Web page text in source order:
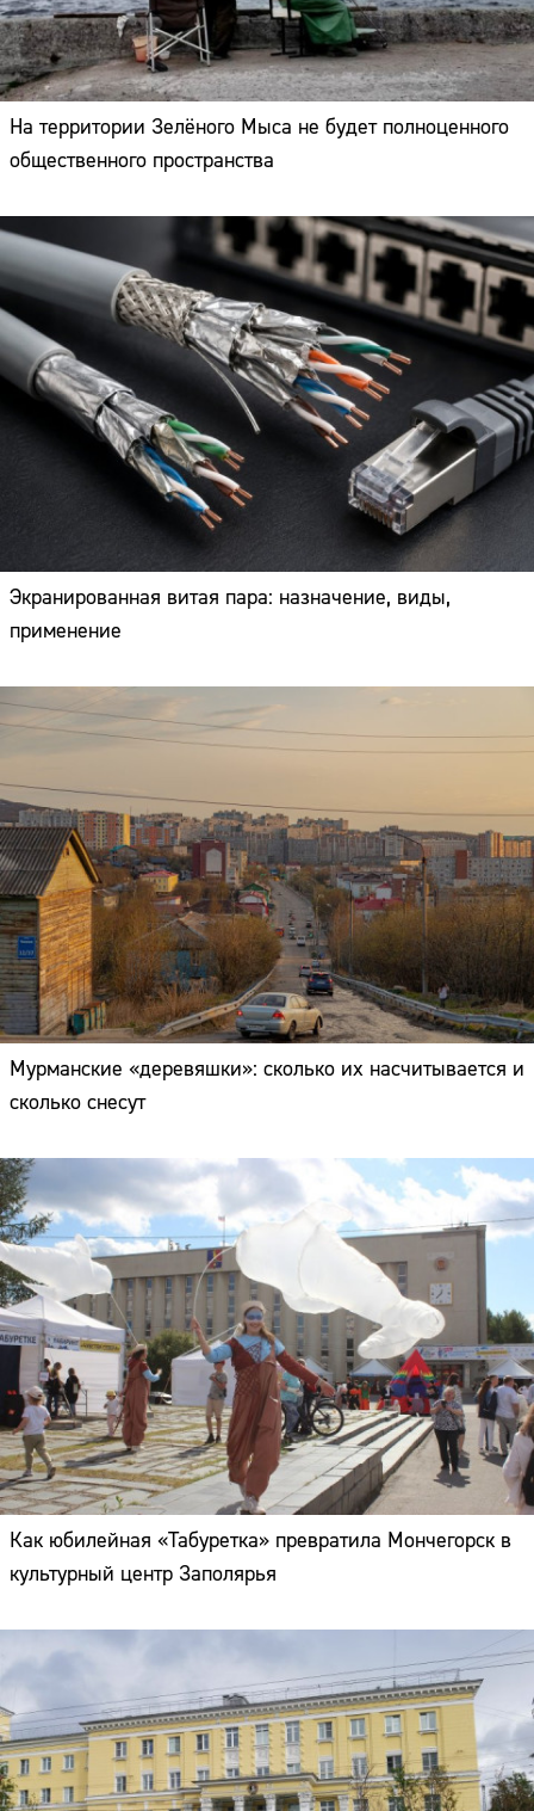
На территории Зелёного Мыса не будет полноценного
общественного пространства
Экранированная витая пара: назначение, виды,
применение
Мурманские «деревяшки»: сколько их насчитывается и
сколько снесут
Как юбилейная «Табуретка» превратила Мончегорск в
культурный центр Заполярья